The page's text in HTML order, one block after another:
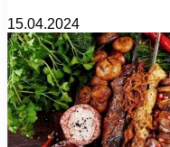
15.04.2024